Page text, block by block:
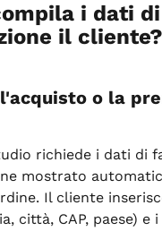
i dati di
il cliente?
o la
richiede i dati di
mostrato
Il cliente
città, CAP, paese) e